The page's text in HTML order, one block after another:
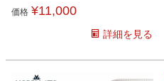
価格 ¥11,000
詳細を見る